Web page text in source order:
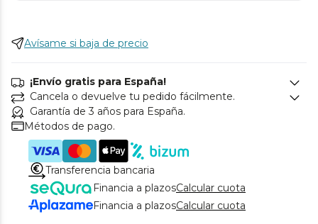
Avísame si baja de precio
¡Envío gratis para España!
Cancela o devuelve tu pedido fácilmente.
Garantía de 3 años para España.
Métodos de pago.
Transferencia bancaria
Financia a plazosCalcular cuota
Financia a plazosCalcular cuota